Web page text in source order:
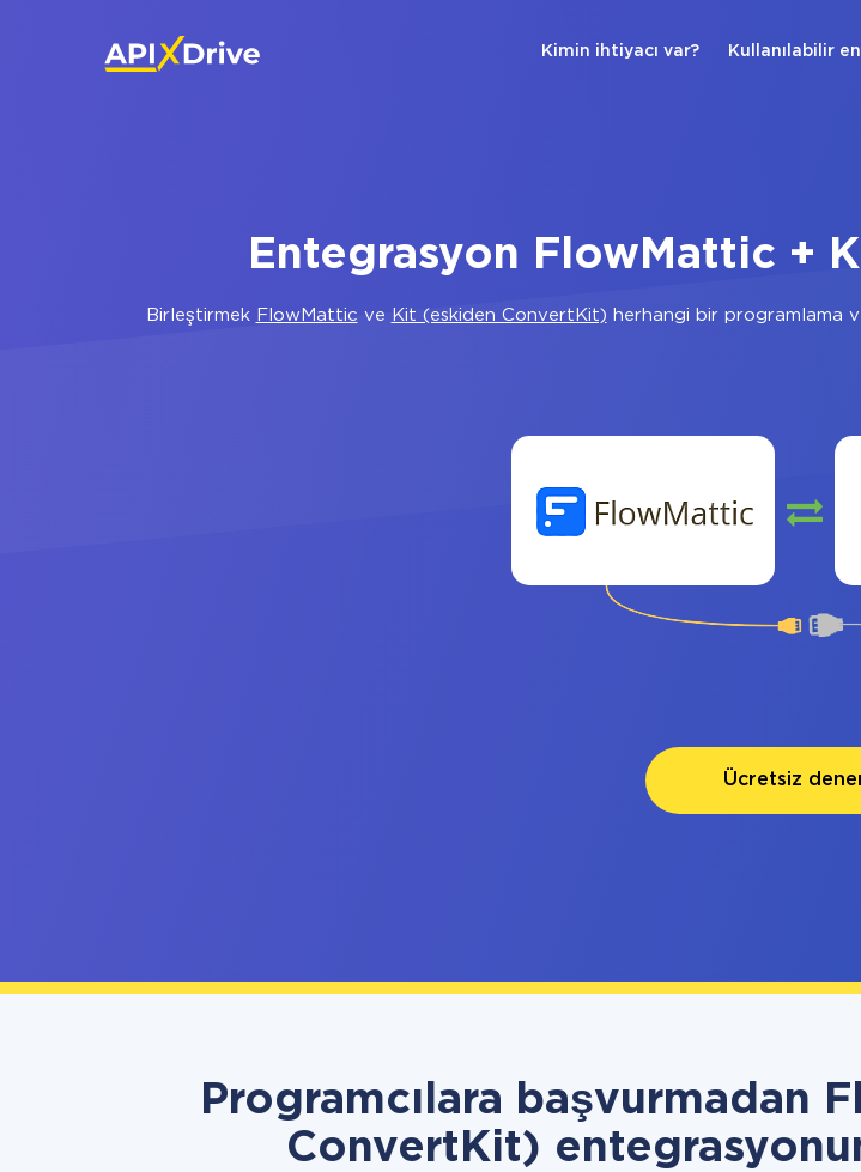
Kimin ihtiyacı var? Kullanılabilir
Entegrasyon FlowMattic +
Birleştirmek FlowMattic ve Kit (eskiden ConvertKit) herhangi bir programlama
Ücretsiz
Programcılara başvurmadan
ConvertKit)